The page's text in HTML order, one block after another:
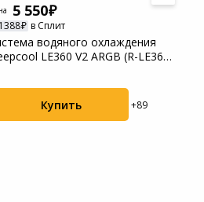
5 550
1388 в Сплит
водяного охлаждения
LE360 V2 ARGB (R-LE360-
Купить +89